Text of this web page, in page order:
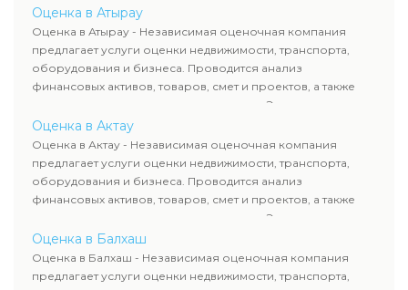
определяют рыночную стоимость имущества и
рассчитывают ущерб. Все отчеты соответствуют
требованиям законодательства и используются для
сделок, кредитования и судебных процессов.
Оценка в Атырау
Оценка в Атырау - Независимая оценочная компания
предлагает услуги оценки недвижимости, транспорта,
оборудования и бизнеса. Проводится анализ
финансовых активов, товаров, смет и проектов, а также
оценка животных и недропользования. Эксперты
определяют рыночную стоимость имущества и
рассчитывают ущерб. Все отчеты соответствуют
требованиям законодательства и используются для
сделок, кредитования и судебных процессов.
Оценка в Актау
Оценка в Актау - Независимая оценочная компания
предлагает услуги оценки недвижимости, транспорта,
оборудования и бизнеса. Проводится анализ
финансовых активов, товаров, смет и проектов, а также
оценка животных и недропользования. Эксперты
определяют рыночную стоимость имущества и
рассчитывают ущерб. Все отчеты соответствуют
требованиям законодательства и используются для
Оценка в Балхаш
Оценка в Балхаш - Независимая оценочная компания
предлагает услуги оценки недвижимости, транспорта,